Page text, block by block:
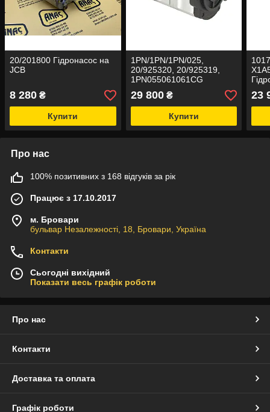
20/201800 Гідронасос на
JCB
8 280 ₴
Купити
1PN/1PN/1PN/025,
20/925320, 20/925319,
1PN055061061CG
Гідронасос на JCB
29 800₴
Купити
23
Про нас
100% позитивних з 168 відгуків за рік
Працює з 17.10.2017
м. Бровари
бульвар Незалежності, 18, Бровари, Україна
Контакти
Сьогодні вихідний
Показати весь графік роботи
Про нас
Контакти
Доставка та оплата
Графік роботи